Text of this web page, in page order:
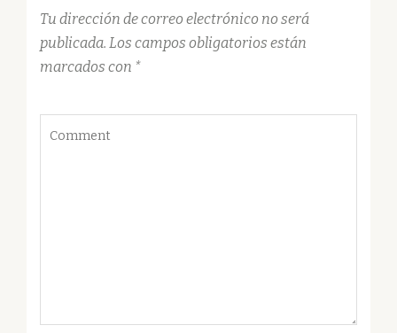
Tu dirección de correo electrónico no será
publicada. Los campos obligatorios están
marcados con *